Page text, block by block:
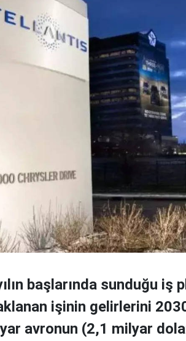
başlarında sunduğu iş
işinin gelirlerini
avronun (2,1 milyar